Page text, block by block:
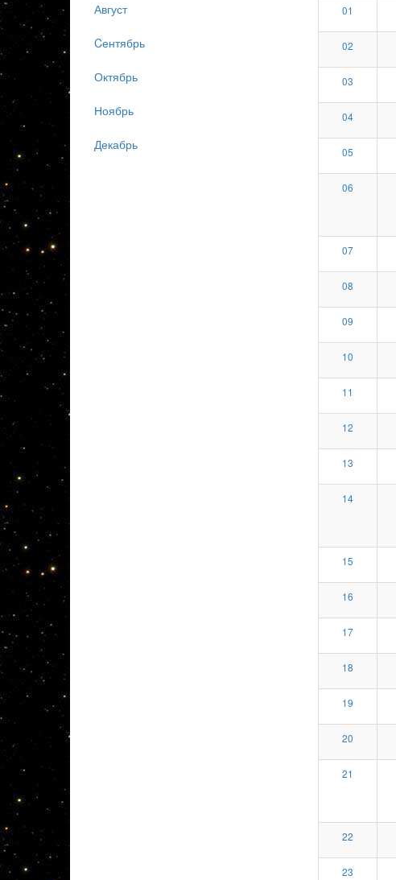
01
02
03
04
05
06
07
08
09
10
11
12
13
14
15
16
17
18
19
20
21
22
23
Август
Cентябрь
Октябрь
Ноябрь
Декабрь